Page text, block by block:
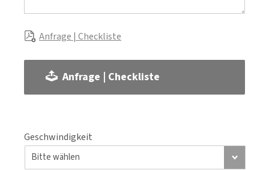
Anfrage | Checkliste
Anfrage | Checkliste
Geschwindigkeit